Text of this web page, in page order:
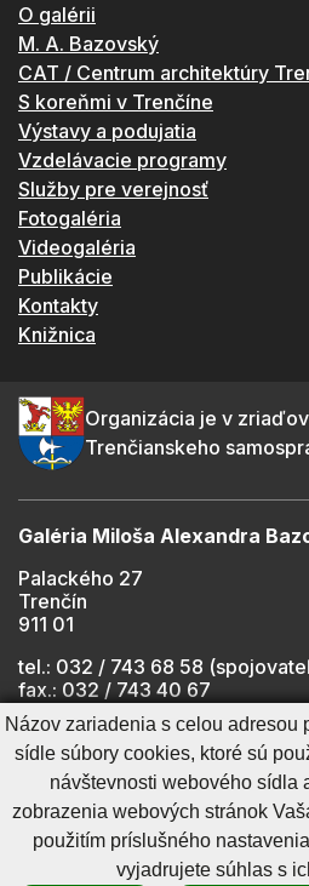
O galérii
M. A. Bazovský
CAT / Centrum architektúry
S koreňmi v Trenčíne
Výstavy a podujatia
Vzdelávacie programy
Služby pre verejnosť
Fotogaléria
Videogaléria
Publikácie
Kontakty
Knižnica
Organizácia je v
Trenčianskeho
Galéria Miloša Alexandra
Palackého 27
Trenčín
911 01
tel.: 032 / 743 68 58
fax.: 032 / 743 40 67
e-mail:
info@gmab.sk
Cookies nastavenie
Cookies - viac informácií
Technický prevádzkovateľ
Názov zariadenia s celou adresou
sídle súbory cookies, ktoré sú
návštevnosti webového sídla
zobrazenia webových stránok
použitím príslušného
vyjadrujete súhlas s